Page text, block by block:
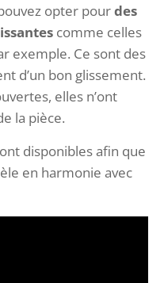
opter pourdes
comme celles
exemple. Ce sont des
d’un bon glissement.
elles n’ont
la pièce.
disponibles afin que
en harmonie avec